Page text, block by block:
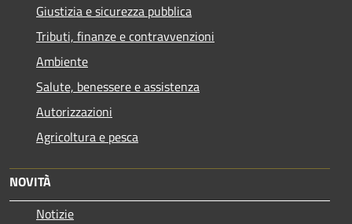
Giustizia e sicurezza pubblica
Tributi, finanze e contravvenzioni
Ambiente
Salute, benessere e assistenza
Autorizzazioni
Agricoltura e pesca
NOVITÀ
Notizie